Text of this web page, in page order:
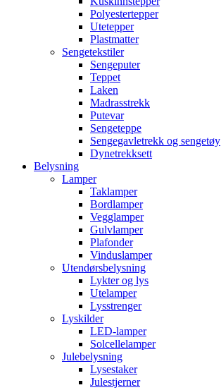
Polyestertepper
Utetepper
Plastmatter
Sengetekstiler
Sengeputer
Teppet
Laken
Madrasstrekk
Putevar
Sengeteppe
Sengegavletrekk og sengetøy
Dynetrekksett
Belysning
Lamper
Taklamper
Bordlamper
Vegglamper
Gulvlamper
Plafonder
Vinduslamper
Utendørsbelysning
Lykter og lys
Utelamper
Lysstrenger
Lyskilder
LED-lamper
Solcellelamper
Julebelysning
Lysestaker
Julestjerner